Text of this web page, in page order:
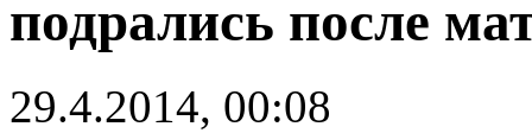
подрались после
29.4.2014, 00:08